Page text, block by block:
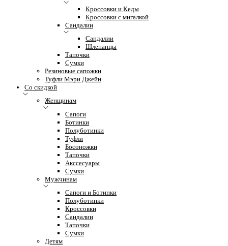
Кроссовки и Кеды
Кроссовки с мигалкой
Сандалии
Сандалии
Шлепанцы
Тапочки
Сумки
Резиновые сапожки
Туфли Мэри Джейн
Со скидкой
Женщинам
Сапоги
Ботинки
Полуботинки
Туфли
Босоножки
Тапочки
Акссесуары
Сумки
Мужчинам
Сапоги и Ботинки
Полуботинки
Кроссовки
Сандалии
Тапочки
Сумки
Детям